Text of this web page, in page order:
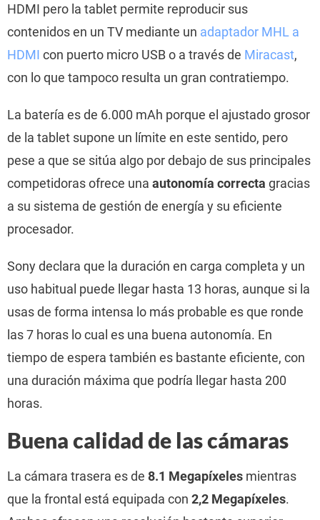
HDMI pero la tablet permite reproducir sus
contenidos en un TV mediante un adaptador MHL a
HDMI con puerto micro USB o a través de Miracast,
con lo que tampoco resulta un gran contratiempo.
La batería es de 6.000 mAh porque el ajustado grosor
de la tablet supone un límite en este sentido, pero
pese a que se sitúa algo por debajo de sus principales
competidoras ofrece una autonomía correcta gracias
a su sistema de gestión de energía y su eficiente
procesador.
Sony declara que la duración en carga completa y un
uso habitual puede llegar hasta 13 horas, aunque si la
usas de forma intensa lo más probable es que ronde
las 7 horas lo cual es una buena autonomía. En
tiempo de espera también es bastante eficiente, con
una duración máxima que podría llegar hasta 200
horas.
Buena calidad de las cámaras
La cámara trasera es de 8.1 Megapíxeles mientras
que la frontal está equipada con 2,2 Megapíxeles.